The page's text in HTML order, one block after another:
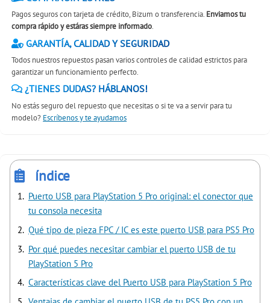
Pagos seguros con tarjeta de crédito, Bizum o transferencia. Enviamos tu
compra rápido y estáras siempre informado.
GARANTÍA, CALIDAD Y SEGURIDAD
Todos nuestros repuestos pasan varios controles de calidad estrictos para
garantizar un funcionamiento perfecto.
¿TIENES DUDAS? HÁBLANOS!
No estás seguro del repuesto que necesitas o si te va a servir para tu
modelo? Escríbenos y te ayudamos
índice
Puerto USB para PlayStation 5 Pro original: el conector que
tu consola necesita
Qué tipo de pieza FPC / IC es este puerto USB para PS5 Pro
Por qué puedes necesitar cambiar el puerto USB de tu
PlayStation 5 Pro
Características clave del Puerto USB para PlayStation 5 Pro